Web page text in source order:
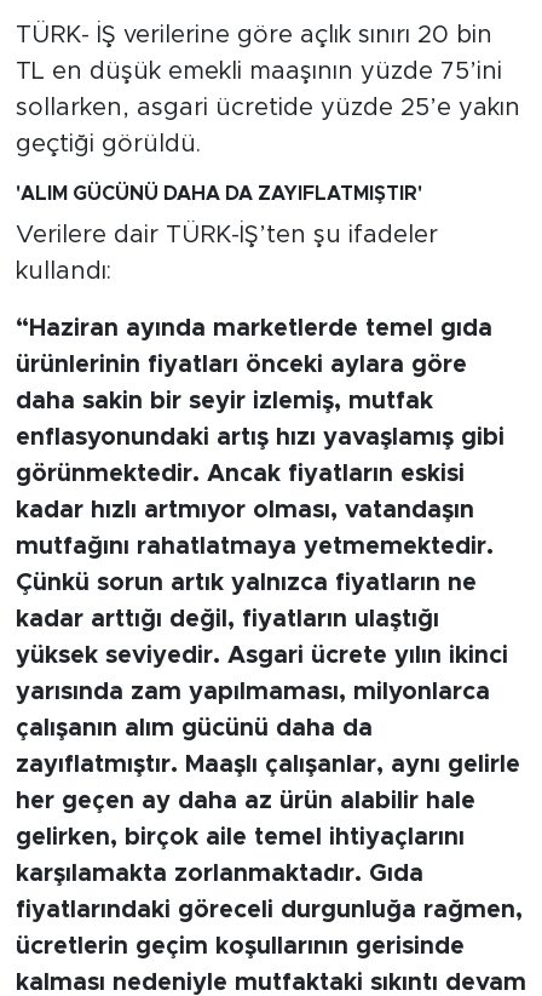
TÜRK- İŞ verilerine göre açlık sınırı 20 bin
TL en düşük emekli maaşının yüzde 75’ini
sollarken, asgari ücretide yüzde 25’e yakın
geçtiği görüldü.
'ALIM GÜCÜNÜ DAHA DA ZAYIFLATMIŞTIR'
Verilere dair TÜRK-İŞ’ten şu ifadeler
kullandı:
“Haziran ayında marketlerde temel gıda
ürünlerinin fiyatları önceki aylara göre
daha sakin bir seyir izlemiş, mutfak
enflasyonundaki artış hızı yavaşlamış gibi
görünmektedir. Ancak fiyatların eskisi
kadar hızlı artmıyor olması, vatandaşın
mutfağını rahatlatmaya yetmemektedir.
Çünkü sorun artık yalnızca fiyatların ne
kadar arttığı değil, fiyatların ulaştığı
yüksek seviyedir. Asgari ücrete yılın ikinci
yarısında zam yapılmaması, milyonlarca
çalışanın alım gücünü daha da
zayıflatmıştır. Maaşlı çalışanlar, aynı gelirle
her geçen ay daha az ürün alabilir hale
gelirken, birçok aile temel ihtiyaçlarını
karşılamakta zorlanmaktadır. Gıda
fiyatlarındaki göreceli durgunluğa rağmen,
ücretlerin geçim koşullarının gerisinde
kalması nedeniyle mutfaktaki sıkıntı devam